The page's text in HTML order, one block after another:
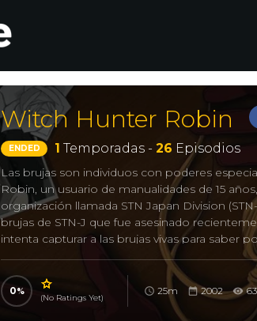
Witch Hunter Robin
ENDED 1 Temporadas - 26 Episodios
Las brujas son individuos con poderes
Robin, un usuario de manualidades de 15
organización llamada STN Japan Division
brujas de STN-J que fue asesinado
intenta capturar a las brujas vivas para saber
0
(No Ratings Yet)
25m 2002